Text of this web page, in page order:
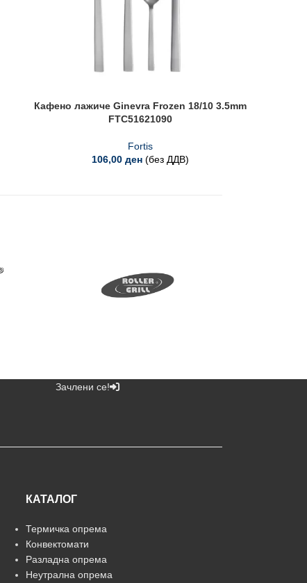
Кафено лажиче Ginevra Frozen 18/10 3.5mm
FTC51621090
Fortis
106,00 ден (без ДДВ)
Зачлени се!
КАТАЛОГ
Термичка опрема
Конвектомати
Разладна опрема
Неутрална опрема